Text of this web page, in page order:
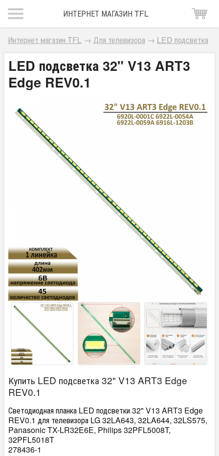
ИНТЕРНЕТ МАГАЗИН TFL
Интернет магазин TFL → Для телевизора → LED подсветка
LED подсветка 32" V13 ART3
Edge REV0.1
Купить LED подсветка 32" V13 ART3 Edge
REV0.1
Светодиодная планка LED подсветки 32" V13 ART3 Edge
REV0.1 для телевизора LG 32LA643, 32LA644, 32LS575,
Panasonic TX-LR32E6E, Philips 32PFL5008T,
32PFL5018T
278436-1